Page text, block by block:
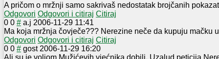
A pričom o mržnji samo sakrivaš nedostatak brojčanih
Odgovori Odgovori i citiraj Citiraj
0 0 # a.j 2006-11-29 11:41
Ma koja mržnja čovječe??? Nerezine neče da kupuju mačku
Odgovori Odgovori i citiraj Citiraj
0 0 # gost 2006-11-29 16:20
Ali su je voljom Mužićevih vjećnika dobili. Uzalud peticija